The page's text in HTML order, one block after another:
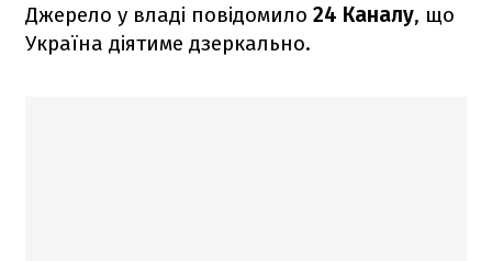
Джерело у владі повідомило 24 Каналу, що
Україна діятиме дзеркально.